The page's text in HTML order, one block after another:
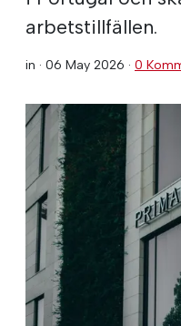
arbetstillfällen.
in · 06 May 2026 · 0